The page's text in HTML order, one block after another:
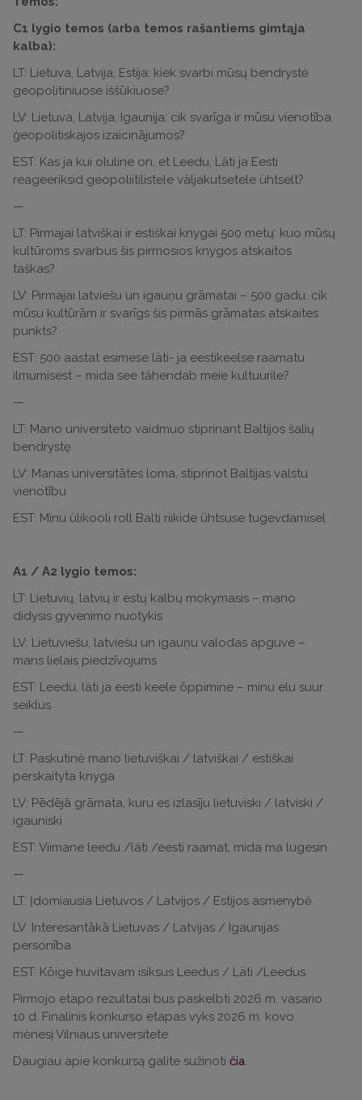
C1 lygio temos (arba temos rašantiems gimtąja
kalba):
LT: Lietuva, Latvija, Estija: kiek svarbi mūsų bendrystė
geopolitiniuose iššūkiuose?
LV: Lietuva, Latvija, Igaunija: cik svarīga ir mūsu vienotība
ģeopolitiskajos izaicinājumos?
EST: Kas ja kui oluline on, et Leedu, Läti ja Eesti
reageeriksid geopoliitilistele väljakutsetele ühtselt?
—
LT: Pirmajai latviškai ir estiškai knygai 500 metų: kuo mūsų
kultūroms svarbus šis pirmosios knygos atskaitos
taškas?
LV: Pirmajai latviešu un igauņu grāmatai – 500 gadu: cik
mūsu kultūrām ir svarīgs šis pirmās grāmatas atskaites
punkts?
EST: 500 aastat esimese läti- ja eestikeelse raamatu
ilmumisest – mida see tähendab meie kultuurile?
—
LT: Mano universiteto vaidmuo stiprinant Baltijos šalių
bendrystę
LV: Manas universitātes loma, stiprinot Baltijas valstu
vienotību
EST: Minu ülikooli roll Balti riikide ühtsuse tugevdamisel
A1 / A2 lygio temos:
LT: Lietuvių, latvių ir estų kalbų mokymasis – mano
didysis gyvenimo nuotykis
LV: Lietuviešu, latviešu un igauņu valodas apguve –
mans lielais piedzīvojums
EST: Leedu, läti ja eesti keele õppimine – minu elu suur
seiklus
—
LT: Paskutinė mano lietuviškai / latviškai / estiškai
perskaityta knyga
LV: Pēdējā grāmata, kuru es izlasīju lietuviski / latviski /
igauniski
EST: Viimane leedu /läti /eesti raamat, mida ma lugesin
—
LT: Įdomiausia Lietuvos / Latvijos / Estijos asmenybė
LV: Interesantākā Lietuvas / Latvijas / Igaunijas
personība
EST: Kõige huvitavam isiksus Leedus / Läti /Leedus
Pirmojo etapo rezultatai bus paskelbti 2026 m. vasario
10 d. Finalinis konkurso etapas vyks 2026 m. kovo
mėnesį Vilniaus universitete.
Daugiau apie konkursą galite sužinoti čia.